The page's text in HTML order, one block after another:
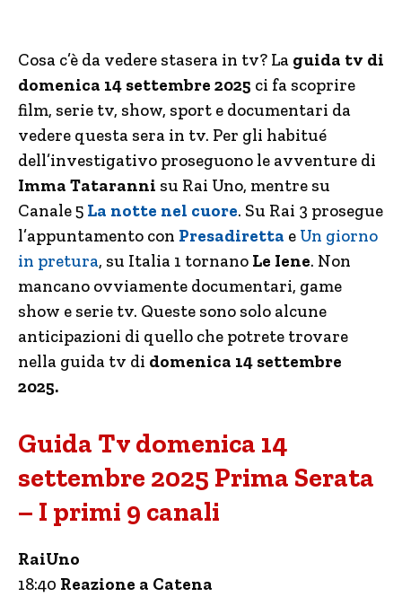
Cosa c’è da vedere stasera in tv? La guida tv di
domenica 14 settembre 2025 ci fa scoprire
film, serie tv, show, sport e documentari da
vedere questa sera in tv. Per gli habitué
dell’investigativo proseguono le avventure di
Imma Tataranni su Rai Uno, mentre su
Canale 5 La notte nel cuore. Su Rai 3 prosegue
l’appuntamento con Presadiretta e Un giorno
in pretura, su Italia 1 tornano Le Iene. Non
mancano ovviamente documentari, game
show e serie tv. Queste sono solo alcune
anticipazioni di quello che potrete trovare
nella guida tv di domenica 14 settembre
2025.
Guida Tv domenica 14
settembre 2025 Prima Serata
– I primi 9 canali
RaiUno
18:40 Reazione a Catena